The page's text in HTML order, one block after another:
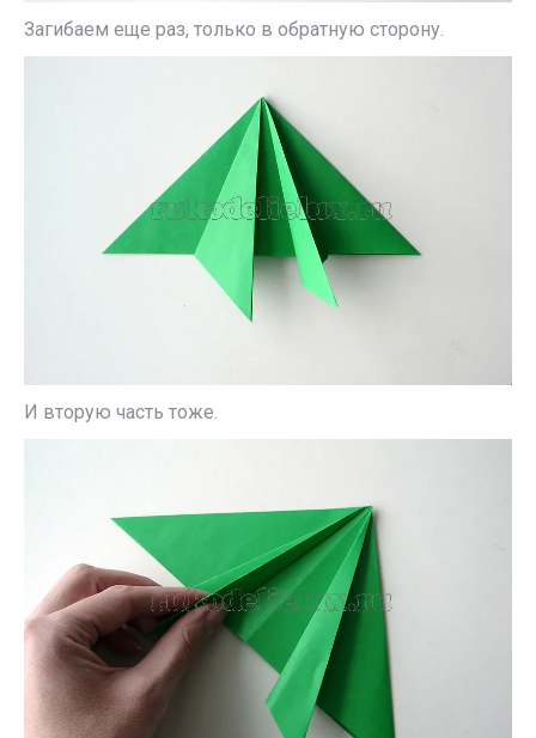
Загибаем еще раз, только в обратную сторону.
И вторую часть тоже.